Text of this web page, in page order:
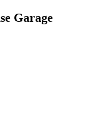
Garage